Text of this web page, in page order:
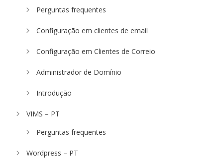
Perguntas frequentes
Configuração em clientes de email
Configuração em Clientes de Correio
Administrador de Domínio
Introdução
VIMS – PT
Perguntas frequentes
Wordpress – PT